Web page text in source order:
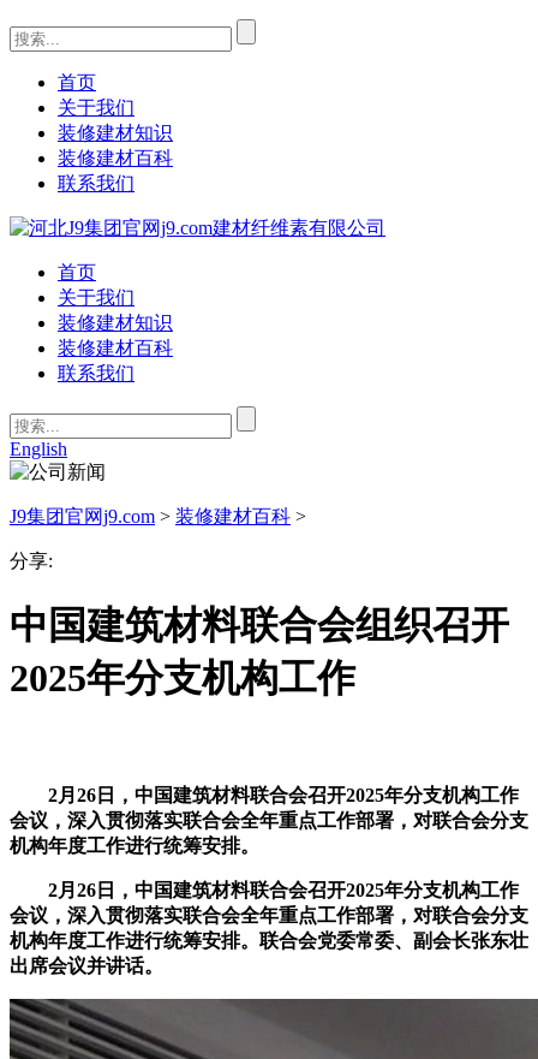
首页
关于我们
装修建材知识
装修建材百科
联系我们
首页
关于我们
装修建材知识
装修建材百科
联系我们
English
J9集团官网j9.com > 装修建材百科 >
分享:
中国建筑材料联合会组织召开
2025年分支机构工作
2月26日，中国建筑材料联合会召开2025年分支机构工作
会议，深入贯彻落实联合会全年重点工作部署，对联合会分支
机构年度工作进行统筹安排。
2月26日，中国建筑材料联合会召开2025年分支机构工作
会议，深入贯彻落实联合会全年重点工作部署，对联合会分支
机构年度工作进行统筹安排。联合会党委常委、副会长张东壮
出席会议并讲话。